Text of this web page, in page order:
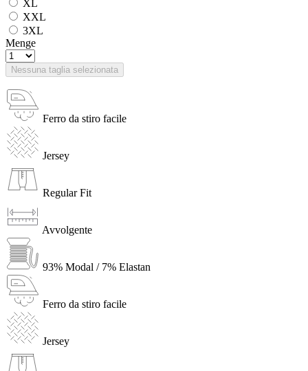
XL
XXL
3XL
Menge
Nessuna taglia selezionata
Ferro da stiro facile
Jersey
Regular Fit
Avvolgente
93% Modal / 7% Elastan
Ferro da stiro facile
Jersey